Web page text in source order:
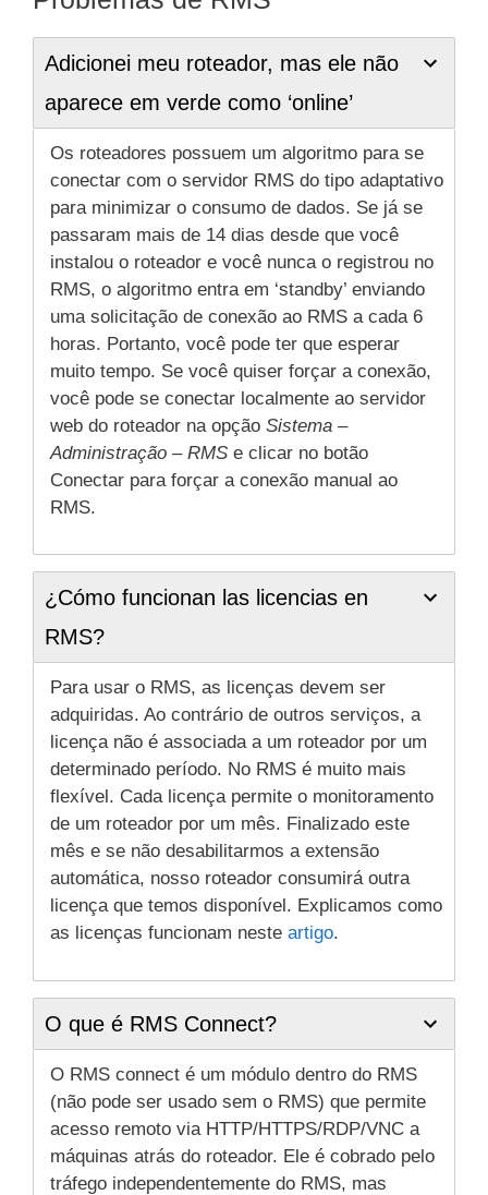
Adicionei meu roteador, mas ele não
aparece em verde como ‘online’
Os roteadores possuem um algoritmo para se
conectar com o servidor RMS do tipo adaptativo
para minimizar o consumo de dados. Se já se
passaram mais de 14 dias desde que você
instalou o roteador e você nunca o registrou no
RMS, o algoritmo entra em ‘standby’ enviando
uma solicitação de conexão ao RMS a cada 6
horas. Portanto, você pode ter que esperar
muito tempo. Se você quiser forçar a conexão,
você pode se conectar localmente ao servidor
web do roteador na opção Sistema –
Administração – RMS e clicar no botão
Conectar para forçar a conexão manual ao
RMS.
¿Cómo funcionan las licencias en
RMS?
Para usar o RMS, as licenças devem ser
adquiridas. Ao contrário de outros serviços, a
licença não é associada a um roteador por um
determinado período. No RMS é muito mais
flexível. Cada licença permite o monitoramento
de um roteador por um mês. Finalizado este
mês e se não desabilitarmos a extensão
automática, nosso roteador consumirá outra
licença que temos disponível. Explicamos como
as licenças funcionam neste artigo.
O que é RMS Connect?
O RMS connect é um módulo dentro do RMS
(não pode ser usado sem o RMS) que permite
acesso remoto via HTTP/HTTPS/RDP/VNC a
máquinas atrás do roteador. Ele é cobrado pelo
tráfego independentemente do RMS, mas